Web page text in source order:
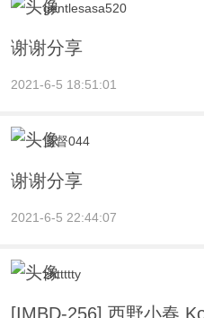
gentlesasa520
谢谢分享
2021-6-5 18:51:01
监督044
谢谢分享
2021-6-5 22:44:07
zhttttty
[IMBD-256] 西野小春